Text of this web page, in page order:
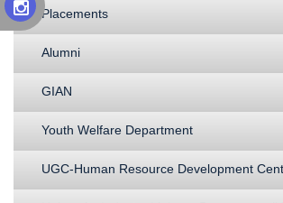
Placements
Alumni
GIAN
Youth Welfare Department
UGC-Human Resource Development